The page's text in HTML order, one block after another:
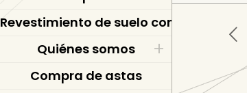
Revestimiento de suelo con resina epoxi
Quiénes somos
Compra de astas